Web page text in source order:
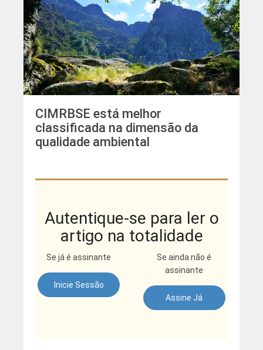
CIMRBSE está melhor
classificada na dimensão da
qualidade ambiental
Autentique-se para ler o
artigo na totalidade
Se já é assinante
Inicie Sessão
Se ainda não é
assinante
Assine Já